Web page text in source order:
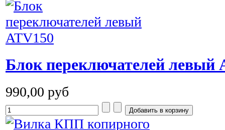
Блок переключателей левый
990,00 руб